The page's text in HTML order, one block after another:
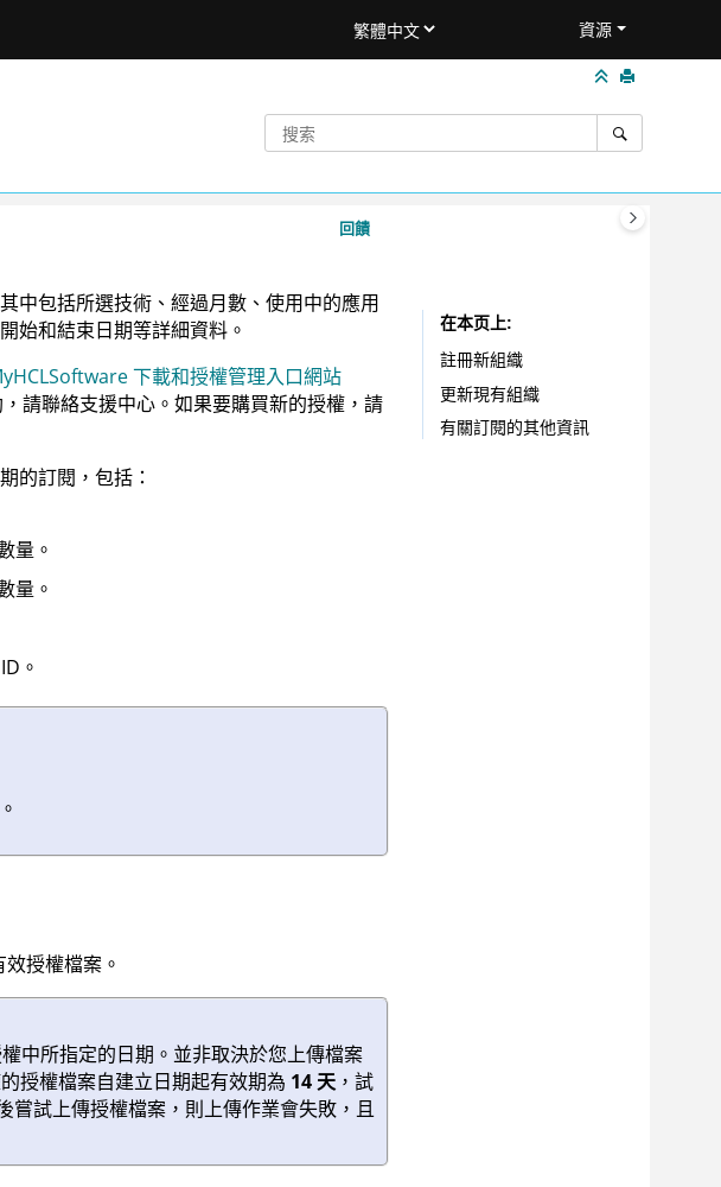
資源
回饋
中包括所選技術、經過月數、使用中的應用
始和結束日期等詳細資料。
下載和授權管理入口網站
請聯絡支援中心。如果要購買新的授權，請
的訂閱 ，包括：
量。
量。
。
授權檔案。
中所指定的日期。並非取決於您上傳檔案
授權檔案自建立日期起有效期為 14 天，試
嘗試上傳授權檔案，則上傳作業會失敗，且
在本页上
註冊新組織
更新現有組織
有關訂閱的其他資訊